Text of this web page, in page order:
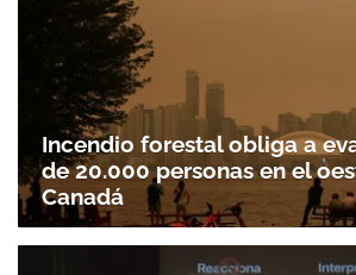
Gracias por suscribirte a
Incendio forestal obliga a
de 20.000 personas en el
Canadá